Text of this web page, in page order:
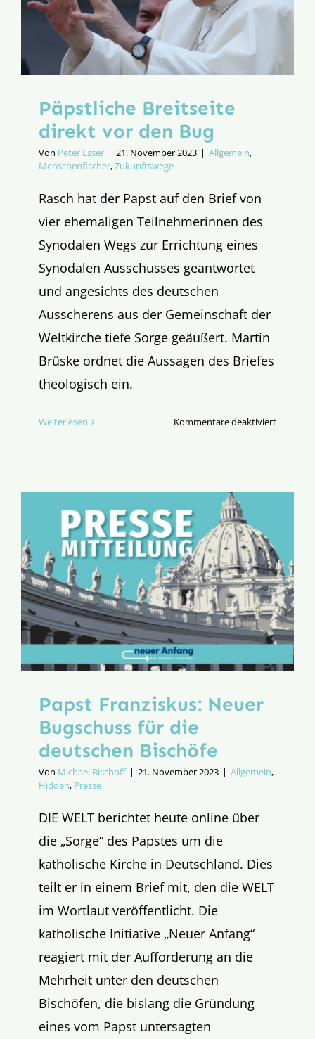
Päpstliche Breitseite
direkt vor den Bug
Von Peter Esser | 21. November 2023 | Allgemein,
Menschenfischer,Zukunftswege
Rasch hat der Papst auf den Brief von
vier ehemaligen Teilnehmerinnen des
Synodalen Wegs zur Errichtung eines
Synodalen Ausschusses geantwortet
und angesichts des deutschen
Ausscherens aus der Gemeinschaft der
Weltkirche tiefe Sorge geäußert. Martin
Brüske ordnet die Aussagen des Briefes
theologisch ein.
Weiterlesen Kommentare deaktiviertfür
Papst Franziskus: Neuer
Bugschuss für die
deutschen Bischöfe
Von Michael Bischoff | 21. November 2023 | Allgemein,
Hidden, Presse
DIE WELT berichtet heute online über
die „Sorge“ des Papstes um die
katholische Kirche in Deutschland. Dies
teilt er in einem Brief mit, den die WELT
im Wortlaut veröffentlicht. Die
katholische Initiative „Neuer Anfang“
reagiert mit der Aufforderung an die
Mehrheit unter den deutschen
Bischöfen, die bislang die Gründung
eines vom Papst untersagten